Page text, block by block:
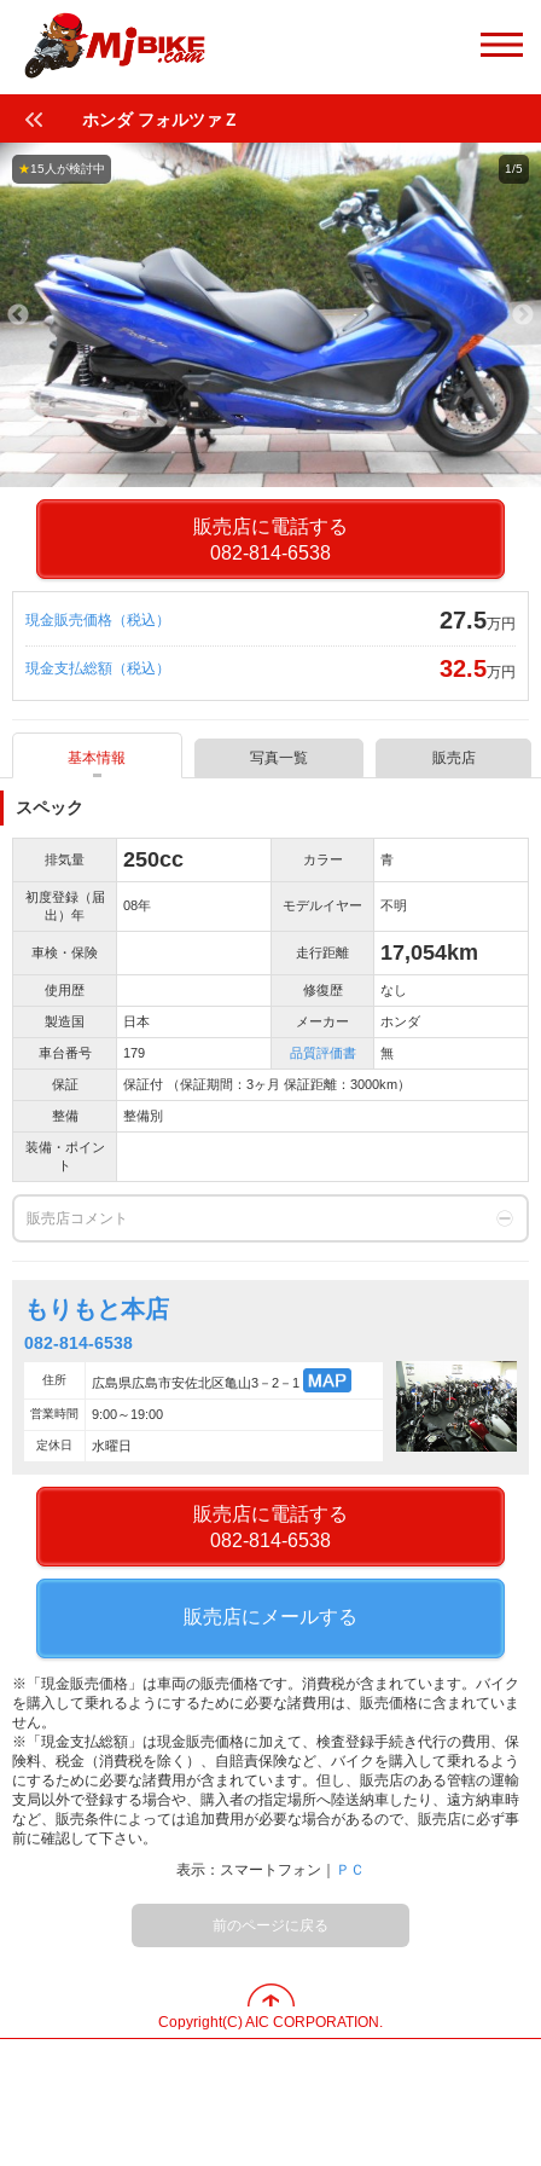
ホンダ フォルツァＺ
1/5
★15人が検討中
販売店に電話する
082-814-6538
現金販売価格（税込） 27.5万円
現金支払総額（税込） 32.5万円
基本情報 写真一覧 販売店
スペック
排気量 250cc カラー 青
初度登録（届
出）年
08年 モデルイヤー 不明
車検・保険 走行距離 17,054km
使用歴 修復歴 なし
製造国 日本 メーカー ホンダ
車台番号 179 品質評価書 無
保証 保証付 （保証期間：3ヶ月 保証距離：3000km）
整備 整備別
装備・ポイン
ト
販売店コメント
もりもと本店
082-814-6538
住所 広島県広島市安佐北区亀山3－2－1
営業時間 9:00～19:00
定休日 水曜日
販売店に電話する
082-814-6538
販売店にメールする
※「現金販売価格」は車両の販売価格です。消費税が含まれています。バイク
を購入して乗れるようにするために必要な諸費用は、販売価格に含まれていま
せん。
※「現金支払総額」は現金販売価格に加えて、検査登録手続き代行の費用、保
険料、税金（消費税を除く）、自賠責保険など、バイクを購入して乗れるよう
にするために必要な諸費用が含まれています。但し、販売店のある管轄の運輸
支局以外で登録する場合や、購入者の指定場所へ陸送納車したり、遠方納車時
など、販売条件によっては追加費用が必要な場合があるので、販売店に必ず事
前に確認して下さい。
表示：スマートフォン｜
ＰＣ
前のページに戻る
Copyright(C) AIC CORPORATION.